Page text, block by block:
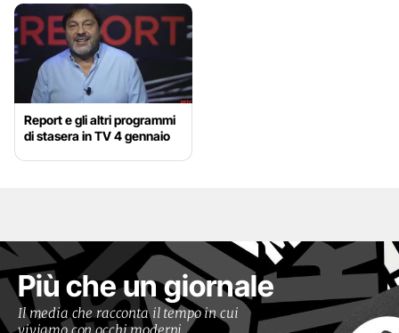
Report e gli altri programmi
di stasera in TV 4 gennaio
Più che un giornale
Il media che racconta il tempo in cui